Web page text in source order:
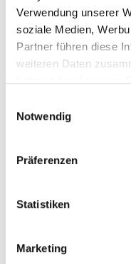
Verwendung unserer
soziale Medien,
Partner führen diese
weiteren Daten
Notwendig
Präferenzen
Statistiken
Marketing
Schnellinfo
Workshop „Die
13:00 Uhr
E-Mail schreiben
Zum